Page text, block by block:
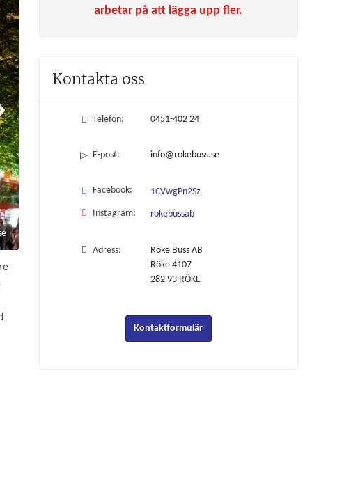
arbetar på att lägga upp fler.
Kontakta oss
Telefon: 0451-402 24
E-post: info@rokebuss.se
Facebook: 1CVwgPn2Sz
Instagram: rokebussab
Adress:
Röke Buss AB
Röke 4107
282 93 RÖKE
Kontaktformulär